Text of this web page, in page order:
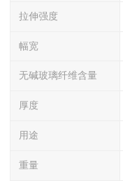
拉伸强度
幅宽
无碱玻璃纤维含量
厚度
用途
重量